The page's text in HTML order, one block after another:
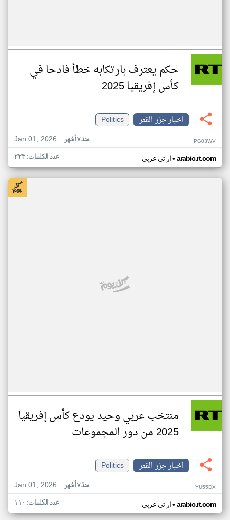
حكم يعترف بارتكابه خطأ فادحا في
كأس إفريقيا 2025
اخبار جزر القمر
Politics
Jan 01, 2026
منذ ٧ أشهر PG03WV
ار تي عربي• arabic.rt.com عدد الكلمات: ٢٢٣
منتخب عربي وحيد يودع كأس إفريقيا
2025 من دور المجموعات
اخبار جزر القمر
Politics
Jan 01, 2026
منذ ٧ أشهر YU55DX
ار تي عربي• arabic.rt.com عدد الكلمات: ١١٠